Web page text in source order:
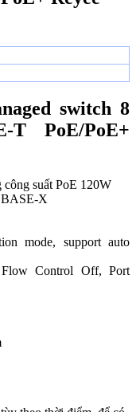
switch 8
T PoE/PoE+
suất PoE 120W
BASE-X
mode, support auto
Control Off, Port